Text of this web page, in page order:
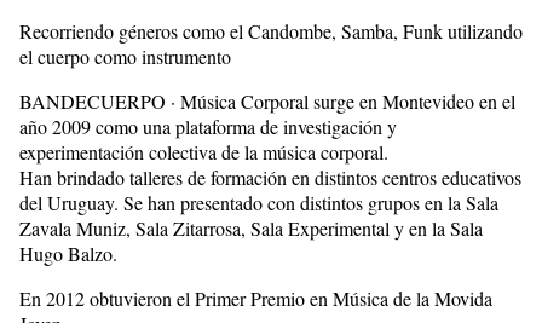
Recorriendo géneros como el Candombe, Samba, Funk utilizando
el cuerpo como instrumento
BANDECUERPO · Música Corporal surge en Montevideo en el
año 2009 como una plataforma de investigación y
experimentación colectiva de la música corporal.
Han brindado talleres de formación en distintos centros educativos
del Uruguay. Se han presentado con distintos grupos en la Sala
Zavala Muniz, Sala Zitarrosa, Sala Experimental y en la Sala
Hugo Balzo.
En 2012 obtuvieron el Primer Premio en Música de la Movida